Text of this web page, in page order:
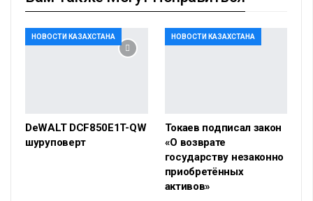
НОВОСТИ КАЗАХСТАНА
DeWALT DCF850E1T-QW
шуруповерт
НОВОСТИ КАЗАХСТАНА
Токаев подписал закон
«О возврате
государству незаконно
приобретённых
активов»